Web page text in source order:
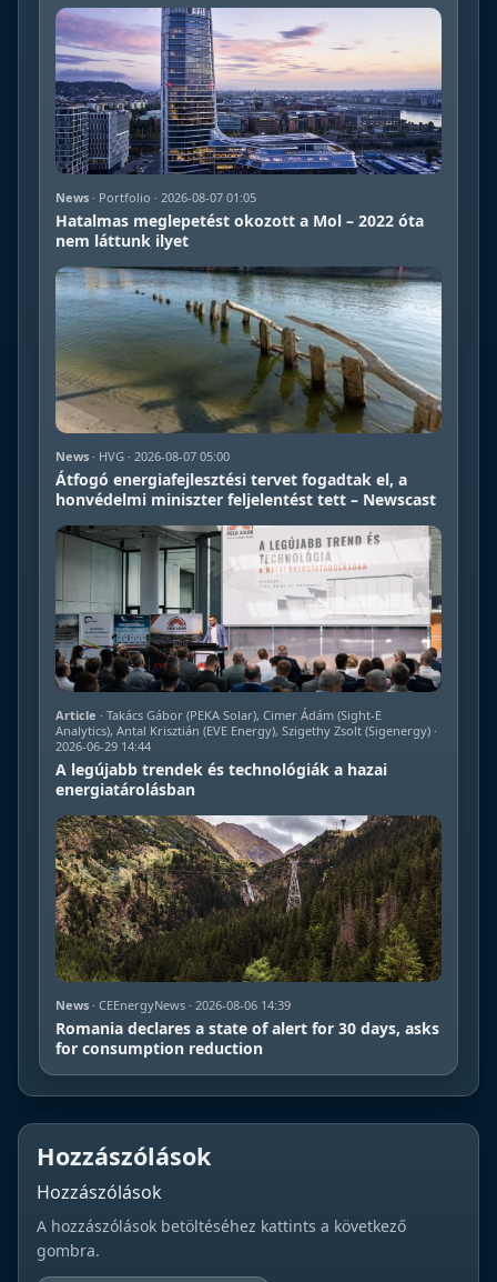
News · Portfolio · 2026-08-07 01:05
Hatalmas meglepetést okozott a Mol – 2022 óta
nem láttunk ilyet
News · HVG · 2026-08-07 05:00
Átfogó energiafejlesztési tervet fogadtak el, a
honvédelmi miniszter feljelentést tett – Newscast
Article · Takács Gábor (PEKA Solar), Cimer Ádám (Sight-E
Analytics), Antal Krisztián (EVE Energy), Szigethy Zsolt (Sigenergy) ·
2026-06-29 14:44
A legújabb trendek és technológiák a hazai
energiatárolásban
News · CEEnergyNews · 2026-08-06 14:39
Romania declares a state of alert for 30 days, asks
for consumption reduction
Hozzászólások
Hozzászólások
A hozzászólások betöltéséhez kattints a következő
gombra.